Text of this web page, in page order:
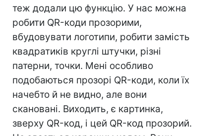
теж додали цю функцію. У нас можна
робити QR-коди прозорими,
вбудовувати логотипи, робити замість
квадратиків круглі штучки, різні
патерни, точки. Мені особливо
подобаються прозорі QR-коди, коли їх
начебто й не видно, але вони
скановані. Виходить, є картинка,
зверху QR-код, і цей QR-код прозорий.